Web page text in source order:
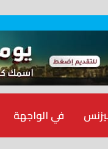
في الواجهة